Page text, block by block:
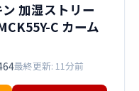
加湿ストリー
C カーム
最終更新: 11分前